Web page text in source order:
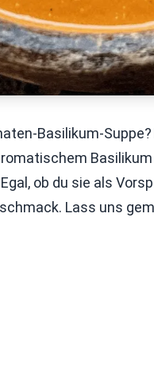
Basilikum-
ob du sie als
Lass uns